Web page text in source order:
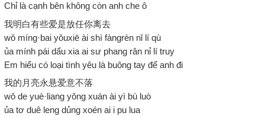
Chỉ là cạnh bên không còn anh che ô
我明白有些爱是放任你离去
wǒ míng·bai yǒuxiē ài shì fàngrèn nǐ lí qù
ủa mính pái dẩu xia ai sư phang rân nỉ lí truy
Em hiểu có loại tình yêu là buông tay để anh đi
我的月亮永悬爱意不落
wǒ de yuè·liang yǒng xuán ài yì bù luò
ủa tơ duê leng dủng xoén ai i pu lua